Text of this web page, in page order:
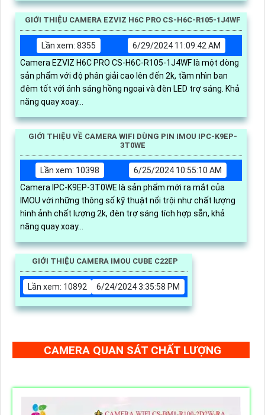
GIỚI THIỆU CAMERA EZVIZ H6C PRO CS-H6C-R105-1J4WF
Lần xem: 8355
6/29/2024 11:09:42 AM
Camera EZVIZ H6C PRO CS-H6C-R105-1J4WF là một đòng
sản phẩm với độ phân giải cao lên đến 2k, tầm nhìn ban
đêm tốt với ánh sáng hồng ngoại và đèn LED trợ sáng. Khả
năng quay xoay...
GIỚI THIỆU VỀ CAMERA WIFI DÙNG PIN IMOU IPC-K9EP-
3T0WE
Lần xem: 10398
6/25/2024 10:55:10 AM
Camera IPC-K9EP-3T0WE là sản phẩm mới ra mắt của
IMOU với những thông số kỹ thuật nổi trội như chất lượng
hình ảnh chất lượng 2k, đèn trợ sáng tích hợp sẵn, khả
năng quay xoay...
GIỚI THIỆU CAMERA IMOU CUBE C22EP
Lần xem: 10892 6/24/2024 3:35:58 PM
CAMERA QUAN SÁT CHẤT LƯỢNG